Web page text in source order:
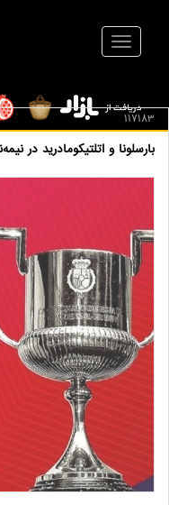
117183
بارسلونا و اتلتیکومادرید در